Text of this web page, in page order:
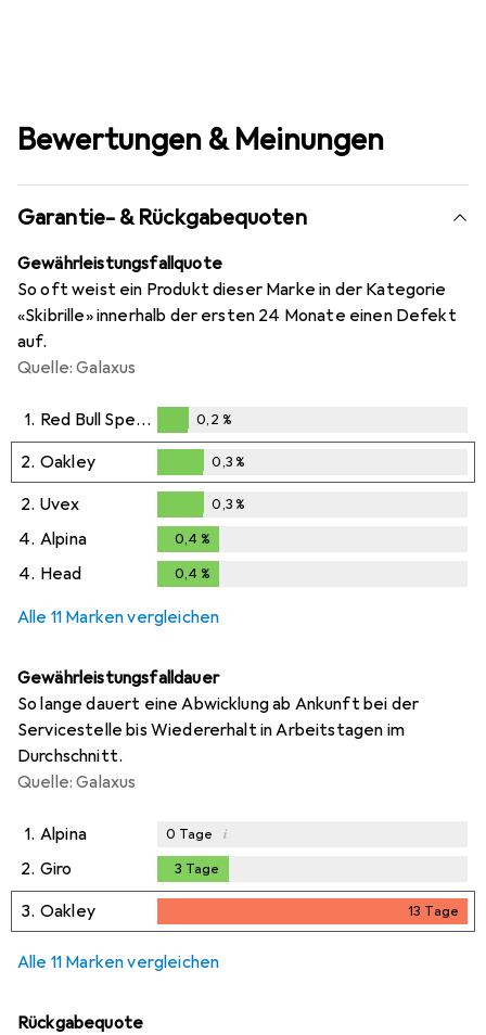
Bewertungen & Meinungen
Garantie- & Rückgabequoten
Gewährleistungsfallquote
So oft weist ein Produkt dieser Marke in der Kategorie
«Skibrille» innerhalb der ersten 24 Monate einen Defekt
auf.
Quelle: Galaxus
1. Red Bull Spect
0,2%
0,2 %
2. Oakley
0,3%
0,3%
2. Uvex
0,3%
0,3%
4. Alpina 0,4 %
4. Head 0,4 %
Alle 11 Marken vergleichen
Gewährleistungsfalldauer
So lange dauert eine Abwicklung ab Ankunft bei der
Servicestelle bis Wiedererhalt in Arbeitstagen im
Durchschnitt.
Quelle: Galaxus
1. Alpina 0 Tage i
2. Giro 3 Tage
3. Oakley 13 Tage
13Tage
Alle 11 Marken vergleichen
Rückgabequote